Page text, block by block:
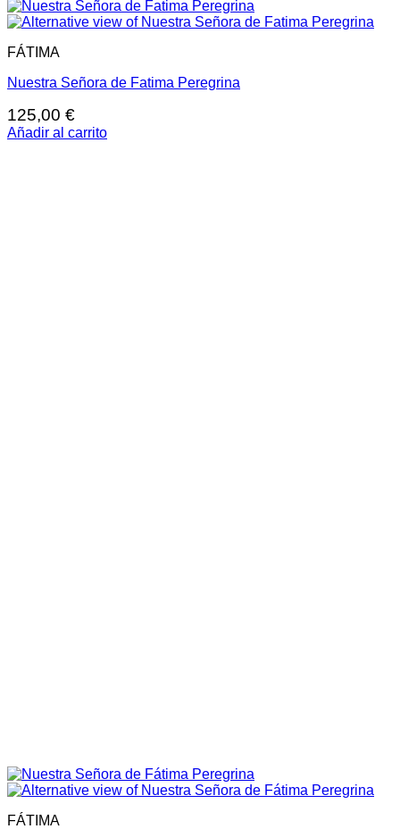
FÁTIMA
Nuestra Señora de Fatima Peregrina
125,00 €
Añadir al carrito
FÁTIMA